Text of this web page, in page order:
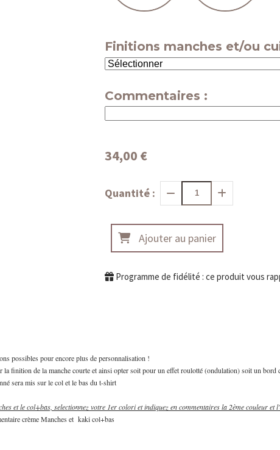
Finitions manches et/ou
Commentaires :
34,00 €
Quantité :
Ajouter au panier
Programme de fidélité : ce produit vous
possibles pour encore plus de personnalisation !
finition de la manche courte et ainsi opter soit pour un effet roulotté (ondulation) soit un bord
sera mis sur le col et le bas du t-shirt
et le col+bas, selectionnez votre 1er colori et indiquez en commentaires la 2ème couleur et
crème Manches et kaki col+bas